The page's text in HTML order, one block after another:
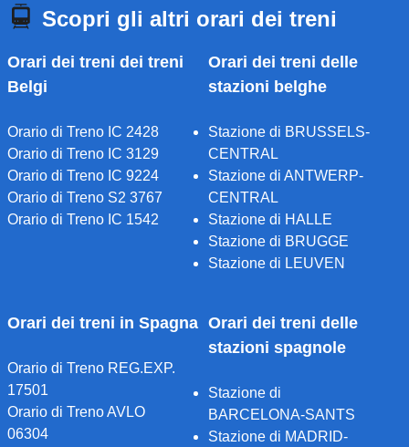
Scopri gli altri orari dei treni
Orari dei treni dei treni
Belgi
Orario di Treno IC 2428
Orario di Treno IC 3129
Orario di Treno IC 9224
Orario di Treno S2 3767
Orario di Treno IC 1542
Orari dei treni delle
stazioni belghe
Stazione di BRUSSELS-
CENTRAL
Stazione di ANTWERP-
CENTRAL
Stazione di HALLE
Stazione di BRUGGE
Stazione di LEUVEN
Orari dei treni in Spagna
Orario di Treno REG.EXP.
17501
Orario di Treno AVLO
06304
Orari dei treni delle
stazioni spagnole
Stazione di
BARCELONA-SANTS
Stazione di MADRID-